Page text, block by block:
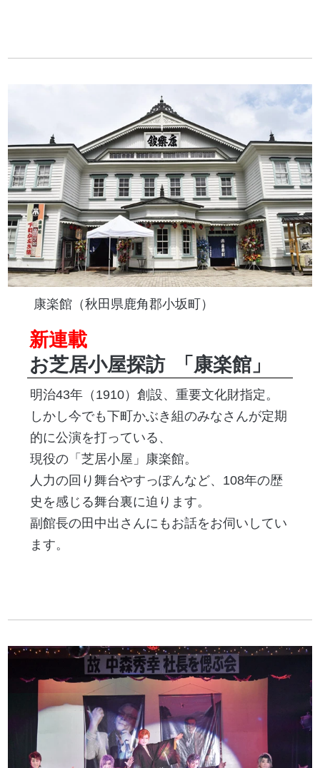
康楽館（秋田県鹿角郡小坂町）
新連載
お芝居小屋探訪
「康楽館」
明治43年（1910）創設、重要文化財指定。
しかし今でも下町かぶき組のみなさんが定期
的に公演を打っている、
現役の「芝居小屋」康楽館。
人力の回り舞台やすっぽんなど、108年の歴
史を感じる舞台裏に迫ります。
副館長の田中出さんにもお話をお伺いしてい
ます。